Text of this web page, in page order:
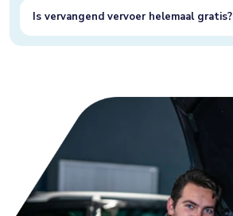
Is vervangend vervoer helemaal gratis?